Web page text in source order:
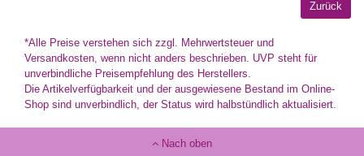
*Alle Preise verstehen sich zzgl. Mehrwertsteuer und
Versandkosten, wenn nicht anders beschrieben. UVP steht für
unverbindliche Preisempfehlung des Herstellers.
Die Artikelverfügbarkeit und der ausgewiesene Bestand im Online-
Shop sind unverbindlich, der Status wird halbstündlich aktualisiert.
Nach oben